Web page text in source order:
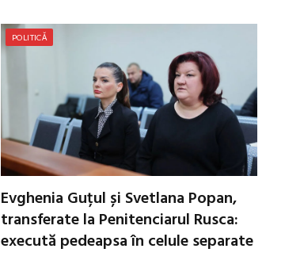
POLITICĂ
Evghenia Guțul și Svetlana Popan,
transferate la Penitenciarul Rusca:
execută pedeapsa în celule separate